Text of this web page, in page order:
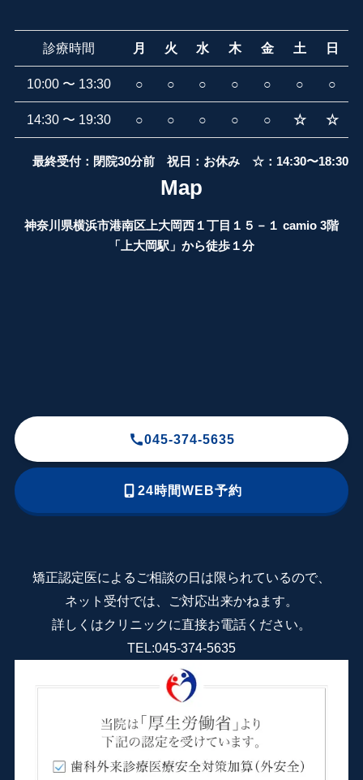
診療時間 月 火 水 木 金 土 日
10:00 〜 13:30 ○ ○ ○ ○ ○ ○ ○
14:30 〜 19:30 ○ ○ ○ ○ ○ ☆ ☆
最終受付：閉院30分前 祝日：お休み ☆：14:30〜18:30
Map
神奈川県横浜市港南区上大岡西１丁目１５－１ camio 3階
「上大岡駅」から徒歩１分
045-374-5635
24時間WEB予約
矯正認定医によるご相談の日は限られているので、
ネット受付では、ご対応出来かねます。
詳しくはクリニックに直接お電話ください。
TEL:045-374-5635